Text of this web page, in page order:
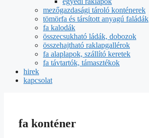
mezőgazdasági tároló konténerek
tömörfa és társított anyagú faládák
fa kalodák
összecsukható ládák, dobozok
összehajtható raklapgallérok
fa alaplapok, szállító keretek
fa távtartók, támasztékok
hirek
kapcsolat
fa konténer